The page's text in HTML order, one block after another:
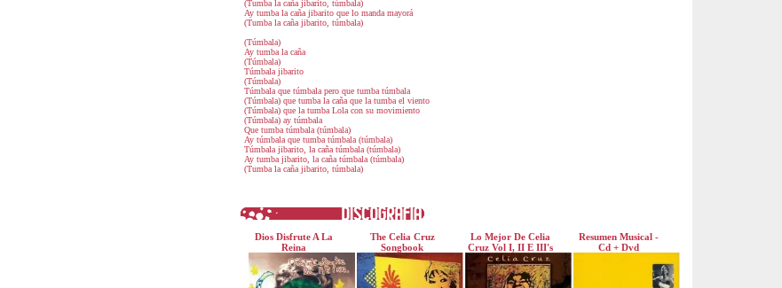
(Tumba la caña jibarito, túmbala)
Ay tumba la caña jibarito que lo manda mayorá
(Tumba la caña jibarito, túmbala)
(Túmbala)
Ay tumba la caña
(Túmbala)
Túmbala jibarito
(Túmbala)
Túmbala que túmbala pero que tumba túmbala
(Túmbala) que tumba la caña que la tumba el viento
(Túmbala) que la tumba Lola con su movimiento
(Túmbala) ay túmbala
Que tumba túmbala (túmbala)
Ay túmbala que tumba túmbala (túmbala)
Túmbala jibarito, la caña túmbala (túmbala)
Ay tumba jibarito, la caña túmbala (túmbala)
(Tumba la caña jibarito, túmbala)
Dios Disfrute A La
Reina
The Celia Cruz
Songbook
Lo Mejor De Celia
Cruz Vol I, II E III's
Resumen Musical -
Cd + Dvd